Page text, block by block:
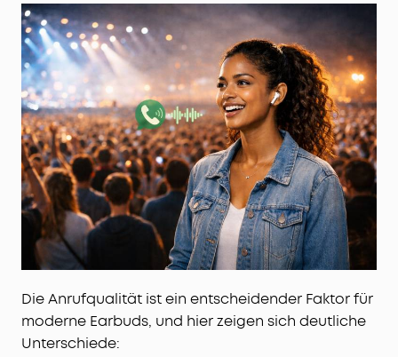
Die Anrufqualität ist ein entscheidender Faktor für
moderne Earbuds, und hier zeigen sich deutliche
Unterschiede: